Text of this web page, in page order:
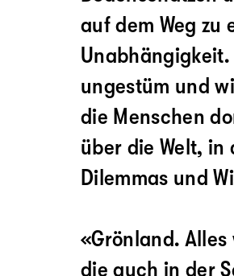
auf dem Weg
ungestüm und
die Menschen
über die Welt, in
Dilemmas und
«Grönland.
die auch in der